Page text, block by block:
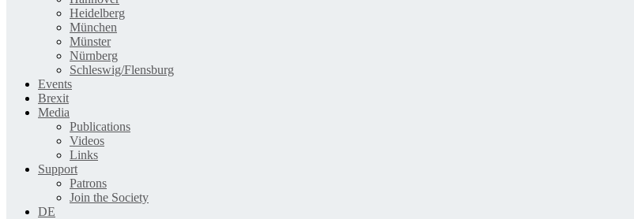
Heidelberg
München
Münster
Nürnberg
Schleswig/Flensburg
Events
Brexit
Media
Publications
Videos
Links
Support
Patrons
Join the Society
DE